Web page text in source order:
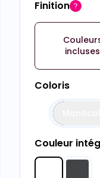
Finition
incluses
Coloris
Couleur